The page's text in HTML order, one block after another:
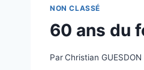
NON CLASSÉ
60 ans du
ParChristian GUESDON